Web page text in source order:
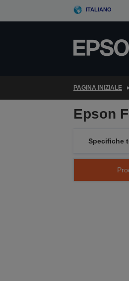
ITALIANO
PAGINA INIZIALE
Epson
Specifiche